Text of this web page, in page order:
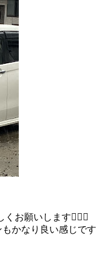
お願いします🙇🏻‍♂️
かなり良い感じです